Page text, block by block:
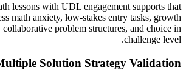
lessons with UDL engagement supports that
math anxiety, low-stakes entry tasks, growth
collaborative problem structures, and choice in
challenge level.
Solution Strategy Validation